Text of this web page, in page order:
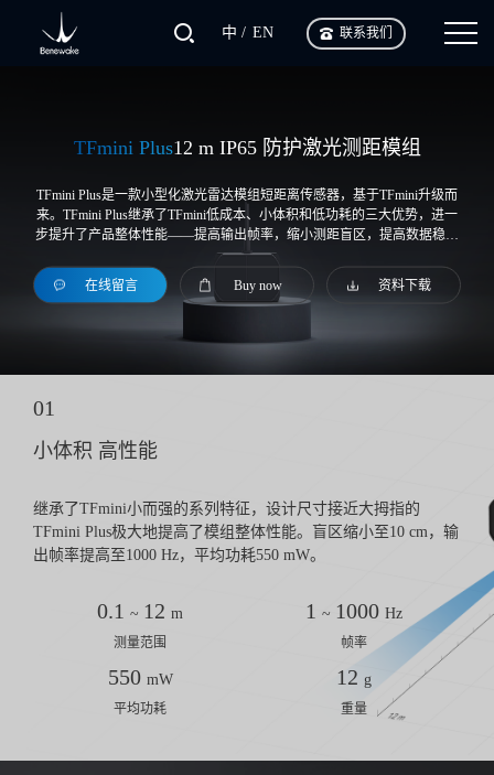
中 EN 联系我们
TFmini Plus12 m IP65 防护激光测距模组
TFmini Plus是一款小型化激光雷达模组短距离传感器，基于TFmini升级而
来。TFmini Plus继承了TFmini低成本、小体积和低功耗的三大优势，进一
步提升了产品整体性能——提高输出帧率，缩小测距盲区，提高数据稳定
性及准度。与此同时，增加IP65级防护，优化各类补偿算法，极大的拓宽
了其应用领域和场景。
在线留言 Buy now 资料下载
01
小体积 高性能
继承了TFmini小而强的系列特征，设计尺寸接近大拇指的
TFmini Plus极大地提高了模组整体性能。盲区缩小至10 cm，输
出帧率提高至1000 Hz，平均功耗550 mW。
0.1 ~ 12 m
测量范围
1 ~ 1000 Hz
帧率
550 mW
平均功耗
12 g
重量